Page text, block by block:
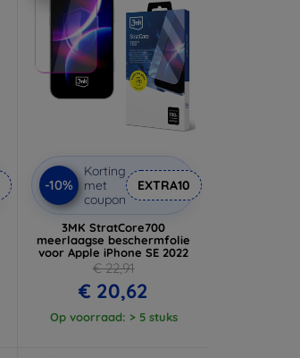
-10%
Korting
met
coupon
EXTRA10
3MK StratCore700
meerlaagse beschermfolie
voor Apple iPhone SE 2022
€ 22,91
€ 20,62
Op voorraad: > 5 stuks